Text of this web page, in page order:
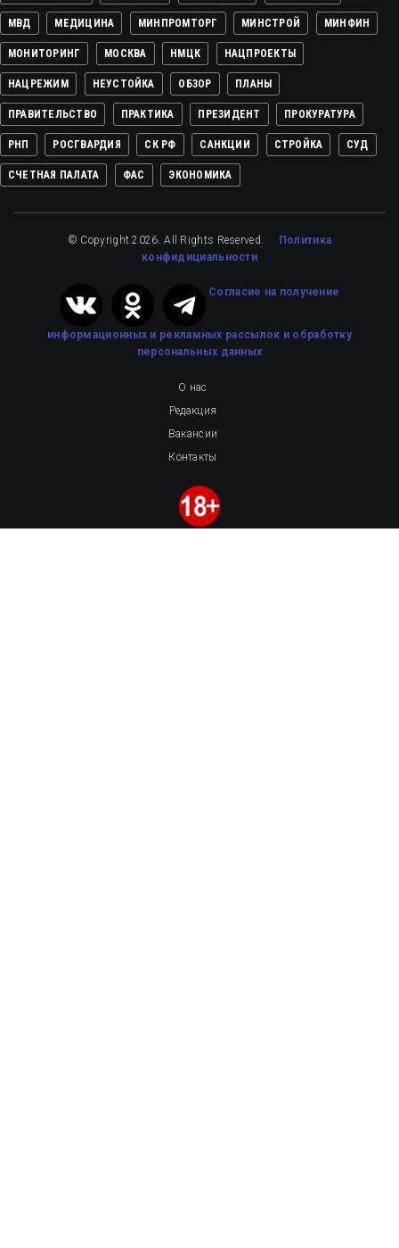
МВД МЕДИЦИНА МИНПРОМТОРГ МИНСТРОЙ МИНФИН
МОНИТОРИНГ МОСКВА НМЦК НАЦПРОЕКТЫ
НАЦРЕЖИМ НЕУСТОЙКА ОБЗОР ПЛАНЫ
ПРАВИТЕЛЬСТВО ПРАКТИКА ПРЕЗИДЕНТ ПРОКУРАТУРА
РНП РОСГВАРДИЯ СК РФ САНКЦИИ СТРОЙКА СУД
СЧЕТНАЯ ПАЛАТА ФАС ЭКОНОМИКА
© Copyright 2026. All Rights Reserved. Политика
конфидициальности
Cогласие на получение
информационных и рекламных рассылок и обработку
персональных данных
О нас
Редакция
Вакансии
Контакты